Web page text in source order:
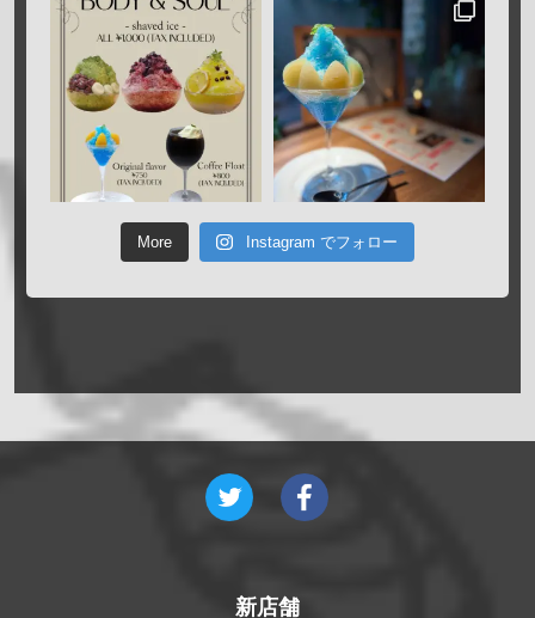
More Instagram でフォロー
新店舗